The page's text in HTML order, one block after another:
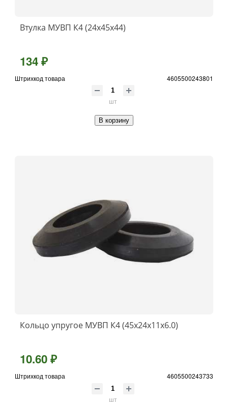
Втулка МУВП К4 (24х45х44)
134 ₽
Штрихкод товара 4605500243801
шт
В корзину
Кольцо упругое МУВП К4 (45х24х11х6.0)
10.60 ₽
Штрихкод товара 4605500243733
шт